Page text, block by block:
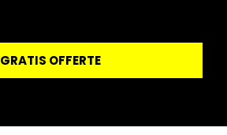
GRATIS OFFERTE